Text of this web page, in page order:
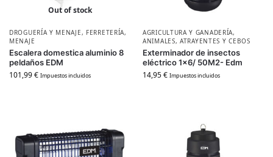
Out of stock
DROGUERÍA Y MENAJE, FERRETERÍA,
MENAJE
Escalera domestica aluminio 8
peldaños EDM
101,99€ Impuestos incluidos
AGRICULTURA Y GANADERÍA,
ANIMALES,ATRAYENTES Y CEBOS
Exterminador de insectos
eléctrico 1×6/ 50M2- Edm
14,95€ Impuestos incluidos